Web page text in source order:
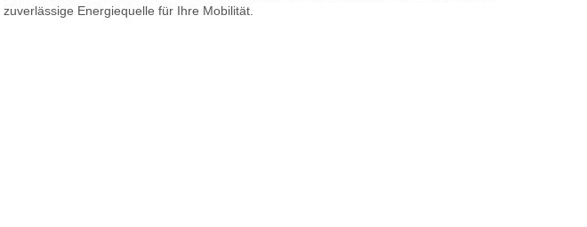
zuverlässige Energiequelle für Ihre Mobilität.